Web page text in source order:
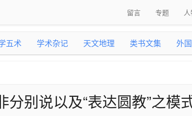
留言 专题
五术 学术杂记 天文地理 类书文集 外
别说以及“表达圆教”之模